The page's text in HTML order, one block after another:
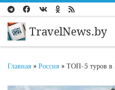
Перейти к содержимому
TravelNews.by
Главная » Россия » ТОП-5 туров в